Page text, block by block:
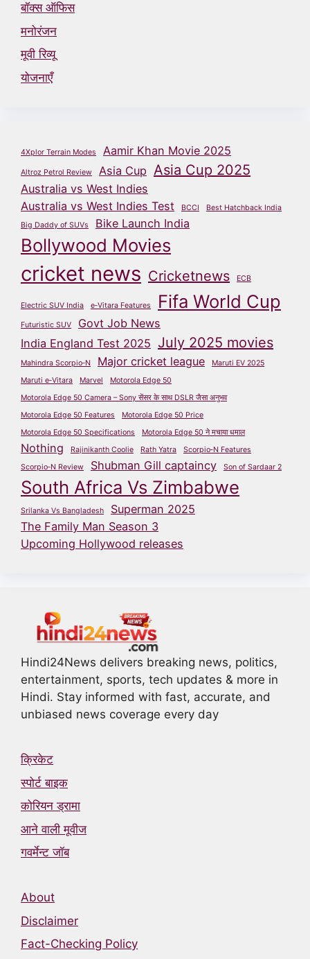
बॉक्स ऑफिस
मनोरंजन
मूवी रिव्यू
योजनाएँ
4Xplor Terrain Modes Aamir Khan Movie 2025
Altroz Petrol Review Asia Cup Asia Cup 2025
Australia vs West Indies
Australia vs West Indies Test
BCCI
Best Hatchback India
Big Daddy of SUVs
Bike Launch India
Bollywood Movies
cricket news Cricketnews ECB
Electric SUV India e‑Vitara Features Fifa World Cup
Futuristic SUV
Govt Job News
India England Test 2025 July 2025 movies
Mahindra Scorpio‑N Major cricket league
Maruti EV 2025
Maruti e‑Vitara
Marvel
Motorola Edge 50
Motorola Edge 50 Camera – Sony सेंसर के साथ DSLR जैसा अनुभव
Motorola Edge 50 Features
Motorola Edge 50 Price
Motorola Edge 50 Specifications
Motorola Edge 50 ने मचाया धमाल
Nothing Rajinikanth Coolie Rath Yatra
Scorpio‑N Features
Scorpio‑N Review
Shubman Gill captaincy Son of Sardaar 2
South Africa Vs Zimbabwe
Srilanka Vs Bangladesh
Superman 2025
The Family Man Season 3
Upcoming Hollywood releases
Hindi24News delivers breaking news, politics,
entertainment, sports, tech updates & more in
Hindi. Stay informed with fast, accurate, and
unbiased news coverage every day
क्रिकेट
स्पोर्ट बाइक
कोरियन ड्रामा
आने वाली मूवीज
गवर्मेन्ट जॉब
About
Disclaimer
Fact-Checking Policy